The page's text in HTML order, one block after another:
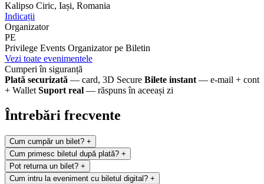
Kalipso Ciric, Iași, Romania
Indicații
Organizator
PE
Privilege Events Organizator pe Biletin
Vezi toate evenimentele
Cumperi în siguranță
Plată securizată — card, 3D Secure Bilete instant — e-mail + cont
+ Wallet Suport real — răspuns în aceeași zi
Întrebări frecvente
Cum cumpăr un bilet? +
Cum primesc biletul după plată? +
Pot returna un bilet? +
Cum intru la eveniment cu biletul digital? +